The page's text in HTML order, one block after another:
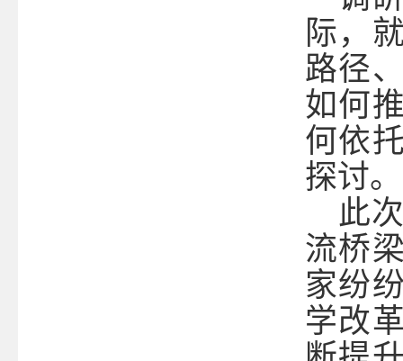
际，
路径
如何
何依
探讨。
此
流桥
家纷
学改